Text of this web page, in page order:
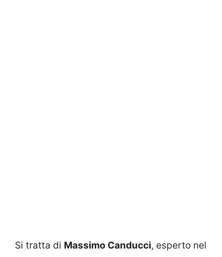
Si tratta di Massimo Canducci, esperto nel